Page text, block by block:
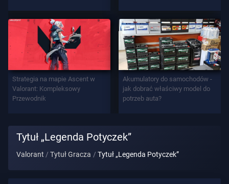
Agenci
Przepustka
Bojowa
Strategia na mapie Ascent w
Valorant: Kompleksowy
Przewodnik
Akumulatory do samochodów -
jak dobrać właściwy model do
potrzeb auta?
Tytuł „Legenda Potyczek”
Valorant Tytuł Gracza Tytuł „Legenda Potyczek”